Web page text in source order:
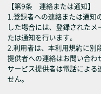
【第9条 連絡または通知】
1.登録者への連絡または通知
した場合には、登録された
たは通知を行います。
2.利用者は、本利用規約に別
提供者への連絡はお問い合わ
サービス提供者は電話によ
せん。